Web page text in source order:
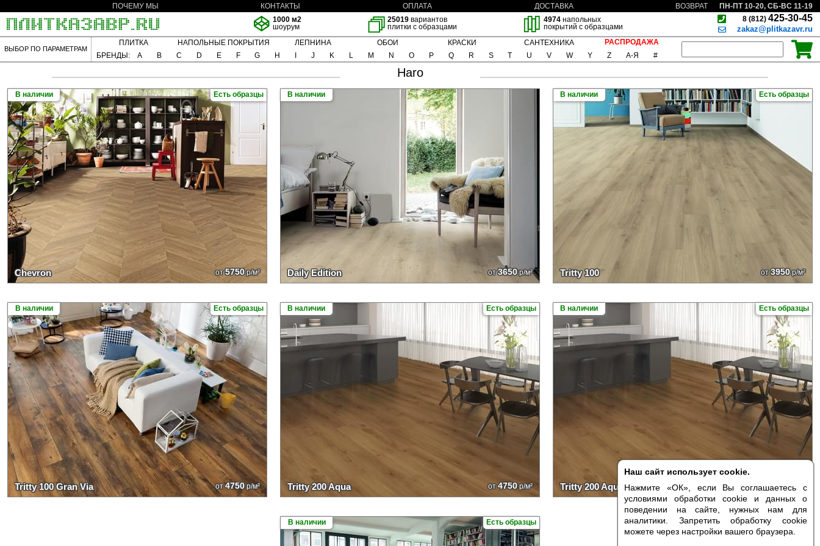
Наш сайт использует cookie.
Нажмите «ОК», если Вы соглашаетесь с
условиями обработки cookie и данных о
поведении на сайте, нужных нам для
аналитики. Запретить обработку cookie
можете через настройки вашего браузера.
ПОЧЕМУ МЫ КОНТАКТЫ ОПЛАТА ДОСТАВКА ВОЗВРАТ
ПН-ПТ 10-20, СБ-ВС 11-19
1000 м2
шоурум
25019 вариантов
плитки с образцами
4974напольных
покрытий с образцами
8 (812) 425-30-45
zakaz@plitkazavr.ru
ВЫБОР ПО ПАРАМЕТРАМ
ПЛИТКА НАПОЛЬНЫЕ ПОКРЫТИЯ ЛЕПНИНА ОБОИ КРАСКИ САНТЕХНИКА
РАСПРОДАЖА
БРЕНДЫ:
A B C D E F G H J K L M N O P Q R S T U V W Y Z А-Я #
Haro
Есть образцы
В наличии
Chevron от5750р/м²
В наличии
Daily Edition от3650р/м²
Есть образцы
В наличии
Tritty 100 от3950р/м²
Есть образцы
В наличии
Tritty 100 Gran Via от4750р/м²
Есть образцы
В наличии
Tritty 200 Aqua от4750р/м²
Есть образцы
В наличии
Tritty 200 Aqua Gran Via от4990р/м²
Есть образцы
В наличии